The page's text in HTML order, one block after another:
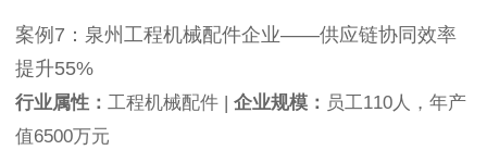
案例7：泉州工程机械配件企业——供应链协同效率
提升55%
行业属性： 工程机械配件 | 企业规模： 员工110人，年产
值6500万元